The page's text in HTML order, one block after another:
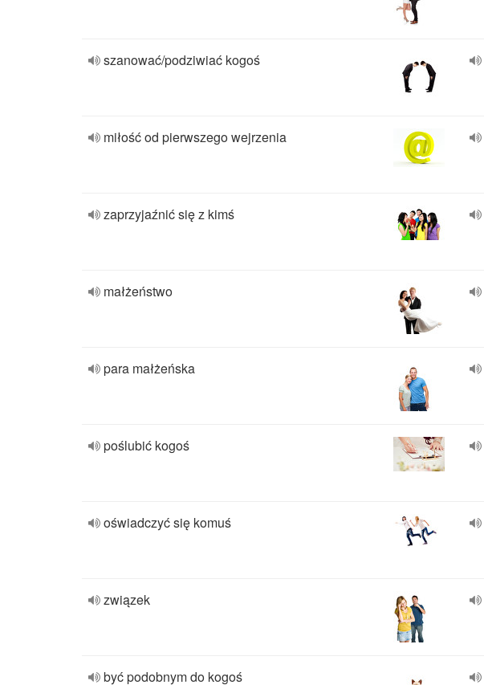
szanować/podziwiać kogoś
miłość od pierwszego wejrzenia
zaprzyjaźnić się z kimś
małżeństwo
para małżeńska
poślubić kogoś
oświadczyć się komuś
związek
być podobnym do kogoś